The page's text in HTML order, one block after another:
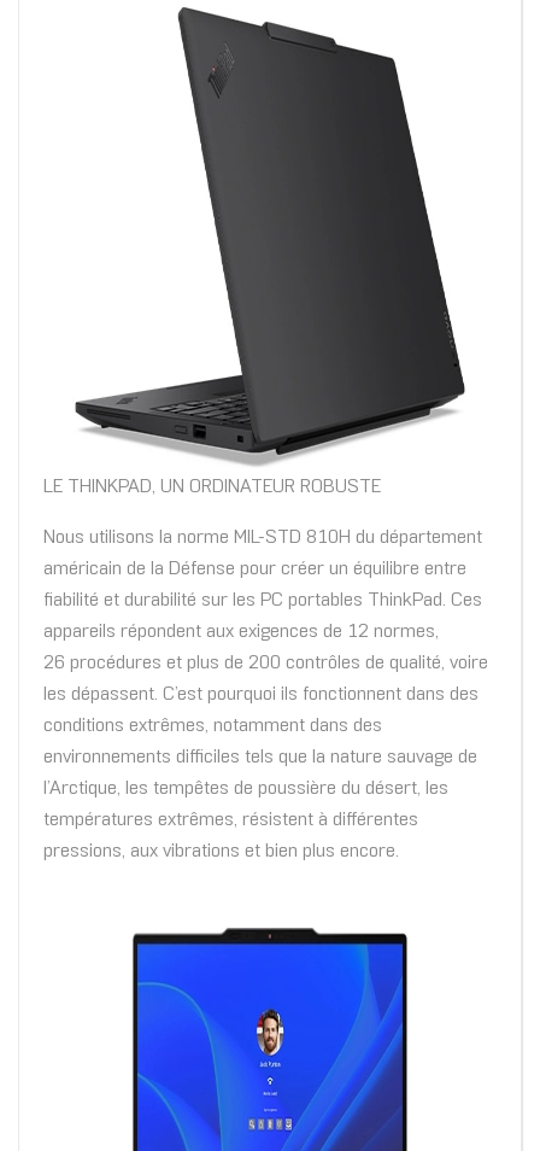
LE THINKPAD, UN ORDINATEUR ROBUSTE
Nous utilisons la norme MIL-STD 810H du département
américain de la Défense pour créer un équilibre entre
fiabilité et durabilité sur les PC portables ThinkPad. Ces
appareils répondent aux exigences de 12 normes,
26 procédures et plus de 200 contrôles de qualité, voire
les dépassent. C’est pourquoi ils fonctionnent dans des
conditions extrêmes, notamment dans des
environnements difficiles tels que la nature sauvage de
l’Arctique, les tempêtes de poussière du désert, les
températures extrêmes, résistent à différentes
pressions, aux vibrations et bien plus encore.